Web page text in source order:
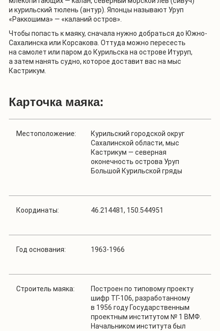
и курильский тюлень (антур). Японцы называют Уруп
«Раккошима» — «каланий остров».
Чтобы попасть к маяку, сначала нужно добраться до Южно-
Сахалинска или Корсакова. Оттуда можно пересесть
на самолет или паром до Курильска на острове Итуруп,
а затем нанять судно, которое доставит вас на мыс
Кастрикум.
Карточка маяка:
Местоположение:
Курильский городской округ
Сахалинской области, мыс
Кастрикум — северная
оконечность острова Уруп
Большой Курильской гряды
Координаты: 46.214481, 150.544951
Год основания: 1963-1966
Строитель маяка:
Построен по типовому проекту
шифр ТГ-106, разработанному
в 1956 году Государственным
проектным институтом № 1 ВМФ.
Начальником института был